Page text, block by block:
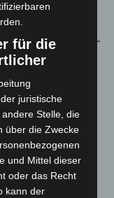
für die
juristische
Stelle, die
über die Zwecke
und Mittel dieser
oder das Recht
kann der